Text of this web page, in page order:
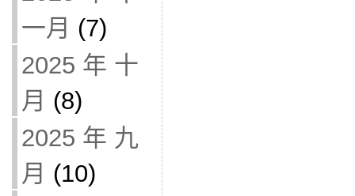
一月 (7)
2025 年 十
月 (8)
2025 年 九
月 (10)